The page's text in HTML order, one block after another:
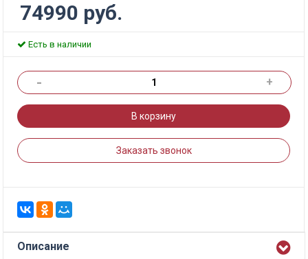
74990 руб.
Есть в наличии
- +
В корзину
Заказать звонок
Описание